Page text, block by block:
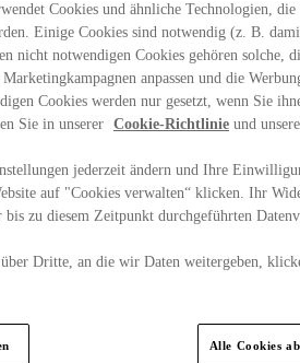
Cookies und ähnliche Technologien,
Einige Cookies sind notwendig (z. B.
nicht notwendigen Cookies gehören solche,
anpassen und die
Cookies werden nur gesetzt, wenn Sie
Sie in unserer Cookie-Richtlinie und
jederzeit ändern und Ihre
auf "Cookies verwalten“ klicken. Ihr
bis zu diesem Zeitpunkt durchgeführten
Dritte, an die wir Daten weitergeben,
Alle Cookies